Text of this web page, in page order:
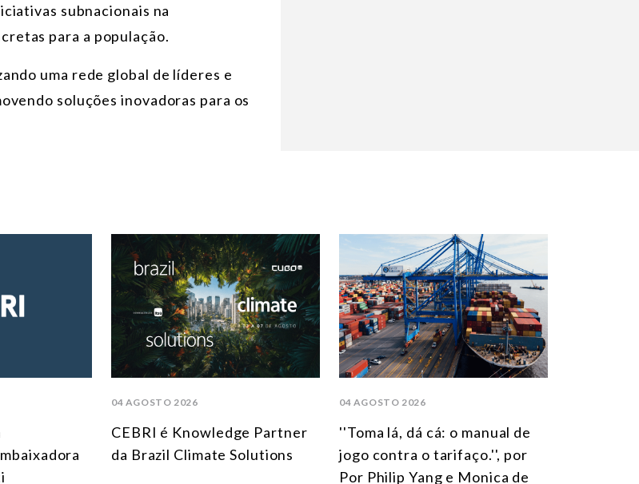
subnacionais na
para a população.
uma rede global de líderes e
soluções inovadoras para os
04 AGOSTO 2026
CEBRI é Knowledge Partner
da Brazil Climate Solutions
04 AGOSTO 2026
''Toma lá, dá cá: o manual de
jogo contra o tarifaço.'', por
Por Philip Yang e Monica de